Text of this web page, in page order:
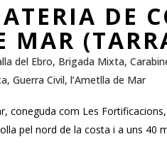
DE
MAR
del Ebro, Brigada Mixta,
, Guerra Civil, l’Ametlla de Mar
coneguda com Les
pel nord de la costa i a uns 40